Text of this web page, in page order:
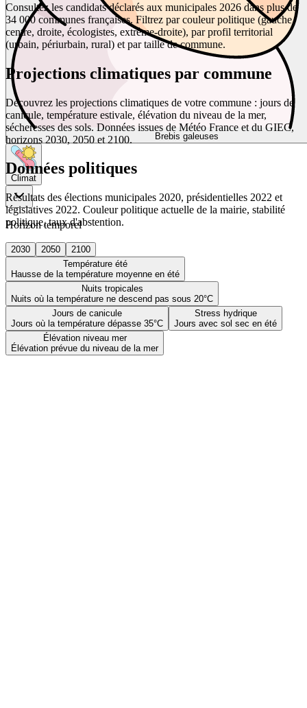
Brebis galeuses
Climat
Horizon temporel
2030 2050
2100
Température été
Hausse de la température moyenne en été
Nuits tropicales
Nuits où la température ne descend pas sous 20°C
Jours de canicule
Jours où la température dépasse 35°C
Stress hydrique
Jours avec sol sec en été
Élévation niveau mer
Élévation prévue du niveau de la mer
Consultez les candidats déclarés aux municipales 2026 dans plus de
34 000 communes françaises. Filtrez par couleur politique (gauche,
centre, droite, écologistes, extrême-droite), par profil territorial
(urbain, périurbain, rural) et par taille de commune.
Projections climatiques par commune
Découvrez les projections climatiques de votre commune : jours de
canicule, température estivale, élévation du niveau de la mer,
sécheresses des sols. Données issues de Météo France et du GIEC,
horizons 2030, 2050 et 2100.
Données politiques
Résultats des élections municipales 2020, présidentielles 2022 et
législatives 2022. Couleur politique actuelle de la mairie, stabilité
politique, taux d'abstention.